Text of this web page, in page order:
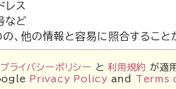
レス
など
、他の情報と容易に照合すること
プライバシーポリシー と利用規約 が適
Privacy Policy and Terms